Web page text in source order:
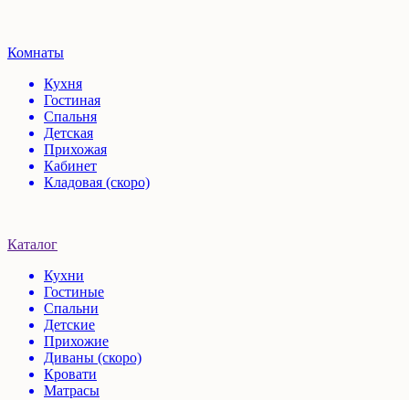
Комнаты
Кухня
Гостиная
Спальня
Детская
Прихожая
Кабинет
Кладовая (скоро)
Каталог
Кухни
Гостиные
Спальни
Детские
Прихожие
Диваны (скоро)
Кровати
Матрасы